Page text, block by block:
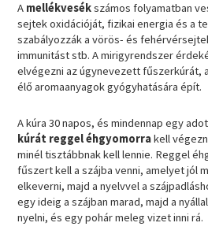
A mellékvesékszámos folyamatban
sejtek oxidációját, fizikai energia és a
szabályozzák a vörös- és
immunitást stb. A mirigyrendszer
elvégezni az úgynevezett fűszerkúrát,
élő aromaanyagok gyógyhatására épít.
A kúra 30 napos, és mindennap egy
kúrát reggel éhgyomorrakell
minél tisztábbnak kell lennie. Reggel
fűszert kell a szájba venni, amelyet jól
elkeverni, majd a nyelvvel a
egy ideig a szájban marad, majd a
nyelni, és egy pohár meleg vizet inni rá.